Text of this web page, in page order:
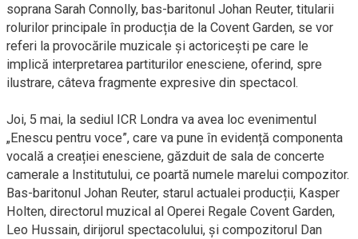
soprana Sarah Connolly, bas-baritonul Johan Reuter, titularii
rolurilor principale în producția de la Covent Garden, se vor
referi la provocările muzicale și actoricești pe care le
implică interpretarea partiturilor enesciene, oferind, spre
ilustrare, câteva fragmente expresive din spectacol.
Joi, 5 mai, la sediul ICR Londra va avea loc evenimentul
„Enescu pentru voce”, care va pune în evidență componenta
vocală a creației enesciene, găzduit de sala de concerte
camerale a Institutului, ce poartă numele marelui compozitor.
Bas-baritonul Johan Reuter, starul actualei producții, Kasper
Holten, directorul muzical al Operei Regale Covent Garden,
Leo Hussain, dirijorul spectacolului, și compozitorul Dan